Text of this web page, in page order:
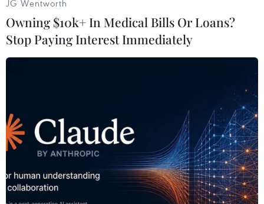
cũng đã tiến hành hồi sức thở máy, ép tim
nhưng không cứu được cháu bé. Theo gia đình,
cháu bé có tiền sử hay bị ngất.
(TTXVN/Vietnam+)
JG Wentworth
Owning $10k+ In Medical Bills Or Loans?
Stop Paying Interest Immediately